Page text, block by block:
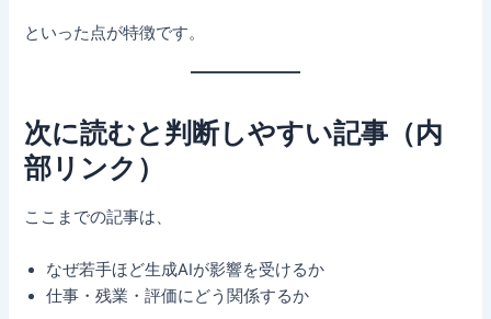
といった点が特徴です。
次に読むと判断しやすい記事（内
部リンク）
ここまでの記事は、
なぜ若手ほど生成AIが影響を受けるか
仕事・残業・評価にどう関係するか